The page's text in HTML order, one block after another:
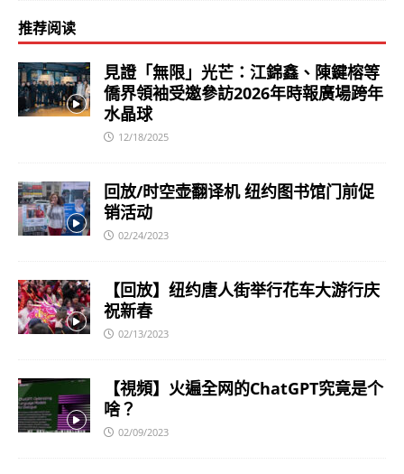
推荐阅读
見證「無限」光芒：江錦鑫、陳鍵榕等
僑界領袖受邀參訪2026年時報廣場跨年
水晶球
12/18/2025
回放/时空壶翻译机 纽约图书馆门前促
销活动
02/24/2023
【回放】纽约唐人街举行花车大游行庆
祝新春
02/13/2023
【視頻】火遍全网的ChatGPT究竟是个
啥？
02/09/2023